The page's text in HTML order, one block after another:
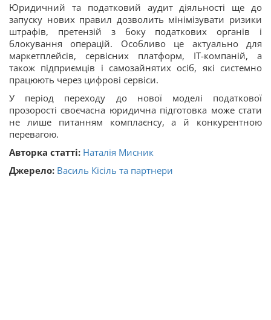
Юридичний та податковий аудит діяльності ще до
запуску нових правил дозволить мінімізувати ризики
штрафів, претензій з боку податкових органів і
блокування операцій. Особливо це актуально для
маркетплейсів, сервісних платформ, IT-компаній, а
також підприємців і самозайнятих осіб, які системно
працюють через цифрові сервіси.
У період переходу до нової моделі податкової
прозорості своєчасна юридична підготовка може стати
не лише питанням комплаєнсу, а й конкурентною
перевагою.
Авторка статті: Наталія Мисник
Джерело: Василь Кісіль та партнери